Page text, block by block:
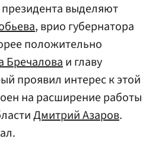
выделяют
, врио губернатора
положительно
Бречаловаи главу
проявил интерес к этой
на расширение работы
Дмитрий Азаров.